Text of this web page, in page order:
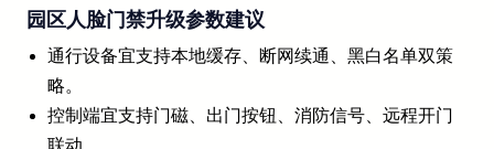
园区人脸门禁升级参数建议
通行设备宜支持本地缓存、断网续通、黑白名单双策
略。
控制端宜支持门磁、出门按钮、消防信号、远程开门
联动。